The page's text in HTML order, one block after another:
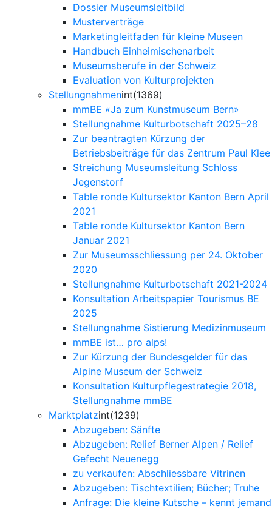
Dossier Museumsleitbild
Musterverträge
Marketingleitfaden für kleine Museen
Handbuch Einheimischenarbeit
Museumsberufe in der Schweiz
Evaluation von Kulturprojekten
Stellungnahmenint(1369)
mmBE «Ja zum Kunstmuseum Bern»
Stellungnahme Kulturbotschaft 2025–28
Zur beantragten Kürzung der
Betriebsbeiträge für das Zentrum Paul Klee
Streichung Museumsleitung Schloss
Jegenstorf
Table ronde Kultursektor Kanton Bern April
2021
Table ronde Kultursektor Kanton Bern
Januar 2021
Zur Museumsschliessung per 24. Oktober
2020
Stellungnahme Kulturbotschaft 2021-2024
Konsultation Arbeitspapier Tourismus BE
2025
Stellungnahme Sistierung Medizinmuseum
mmBE ist… pro alps!
Zur Kürzung der Bundesgelder für das
Alpine Museum der Schweiz
Konsultation Kulturpflegestrategie 2018,
Stellungnahme mmBE
Marktplatzint(1239)
Abzugeben: Sänfte
Abzugeben: Relief Berner Alpen / Relief
Gefecht Neuenegg
zu verkaufen: Abschliessbare Vitrinen
Abzugeben: Tischtextilien; Bücher; Truhe
Anfrage: Die kleine Kutsche – kennt jemand